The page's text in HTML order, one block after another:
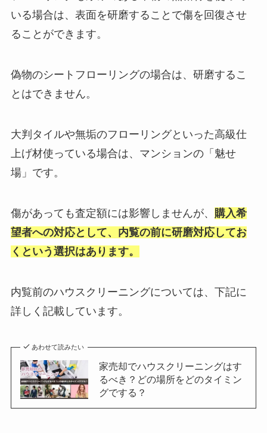
いる場合は、表面を研磨することで傷を回復させ
ることができます。
偽物のシートフローリングの場合は、研磨するこ
とはできません。
大判タイルや無垢のフローリングといった高級仕
上げ材使っている場合は、マンションの「魅せ
場」です。
傷があっても査定額には影響しませんが、 購入希
望者への対応として、内覧の前に研磨対応してお
くという選択はあります。
内覧前のハウスクリーニングについては、下記に
詳しく記載しています。
あわせて読みたい
家売却でハウスクリーニングはす
るべき？どの場所をどのタイミン
グでする？